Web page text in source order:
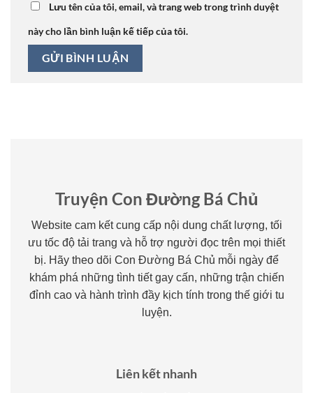
Lưu tên của tôi, email, và trang web trong trình duyệt
này cho lần bình luận kế tiếp của tôi.
Truyện Con Đường Bá Chủ
Website cam kết cung cấp nội dung chất lượng, tối
ưu tốc độ tải trang và hỗ trợ người đọc trên mọi thiết
bị. Hãy theo dõi Con Đường Bá Chủ mỗi ngày để
khám phá những tình tiết gay cấn, những trận chiến
đỉnh cao và hành trình đầy kịch tính trong thế giới tu
luyện.
Liên kết nhanh